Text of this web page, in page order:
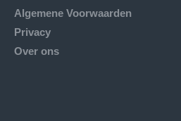
Algemene Voorwaarden
Privacy
Over ons